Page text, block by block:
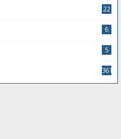
22
6
5
361